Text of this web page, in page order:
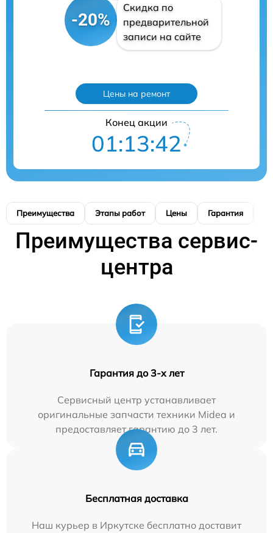
-20%
Скидка по
предварительной
записи на сайте
Цены на ремонт
Конец акции
01:13:41
Преимущества Этапы работ Цены Гарантия
Преимущества сервис-
центра
Гарантия до 3-х лет
Сервисный центр устанавливает
оригинальные запчасти техники Midea и
предоставляет гарантию до 3 лет.
Бесплатная доставка
Наш курьер в Иркутске бесплатно доставит